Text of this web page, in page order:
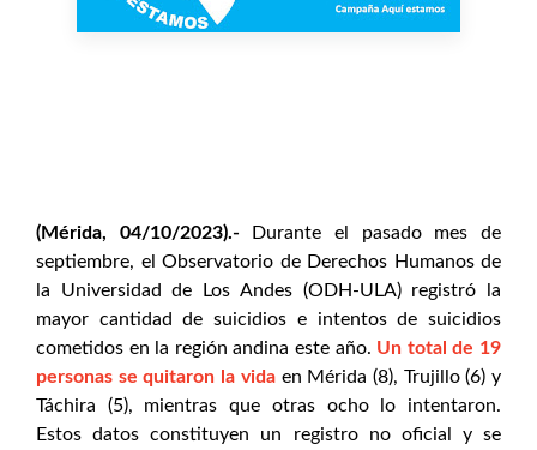
(Mérida, 04/10/2023).- Durante el pasado mes de
septiembre, el Observatorio de Derechos Humanos de
la Universidad de Los Andes (ODH-ULA) registró la
mayor cantidad de suicidios e intentos de suicidios
cometidos en la región andina este año. Un total de 19
personas se quitaron la vidaen Mérida (8), Trujillo (6) y
Táchira (5), mientras que otras ocho lo intentaron.
Estos datos constituyen un registro no oficial y se